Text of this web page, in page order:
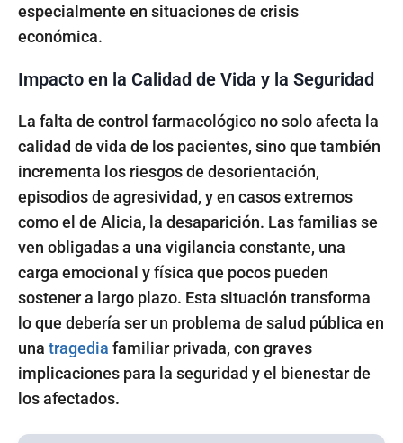
especialmente en situaciones de crisis
económica.
Impacto en la Calidad de Vida y la Seguridad
La falta de control farmacológico no solo afecta la
calidad de vida de los pacientes, sino que también
incrementa los riesgos de desorientación,
episodios de agresividad, y en casos extremos
como el de Alicia, la desaparición. Las familias se
ven obligadas a una vigilancia constante, una
carga emocional y física que pocos pueden
sostener a largo plazo. Esta situación transforma
lo que debería ser un problema de salud pública en
una tragedia familiar privada, con graves
implicaciones para la seguridad y el bienestar de
los afectados.